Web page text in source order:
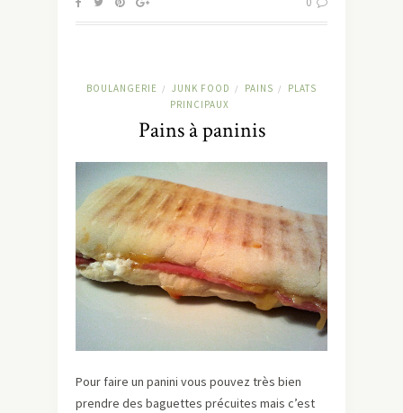
BOULANGERIE / JUNK FOOD / PAINS /
PLATS
PRINCIPAUX
Pains à paninis
Pour faire un panini vous pouvez très bien
prendre des baguettes précuites mais c’est